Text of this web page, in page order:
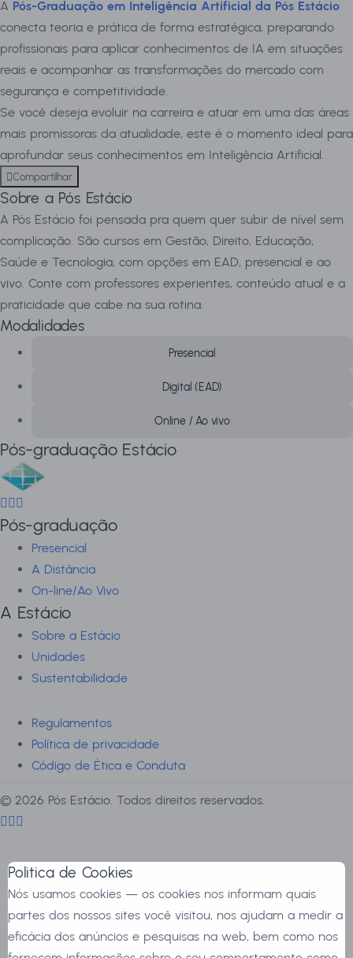
A Pós-Graduação em Inteligência Artificial da Pós Estácio
conecta teoria e prática de forma estratégica, preparando
profissionais para aplicar conhecimentos de IA em situações
reais e acompanhar as transformações do mercado com
segurança e competitividade.
Se você deseja evoluir na carreira e atuar em uma das áreas
mais promissoras da atualidade, este é o momento ideal para
aprofundar seus conhecimentos em Inteligência Artificial.
Compartilhar
Sobre a Pós Estácio
A Pós Estácio foi pensada pra quem quer subir de nível sem
complicação. São cursos em Gestão, Direito, Educação,
Saúde e Tecnologia, com opções em EAD, presencial e ao
vivo. Conte com professores experientes, conteúdo atual e a
praticidade que cabe na sua rotina.
Modalidades
Presencial
Digital (EAD)
Online / Ao vivo
Pós-graduação Estácio
Pós-graduação
Presencial
A Distância
On-line/Ao Vivo
A Estácio
Sobre a Estácio
Unidades
Sustentabilidade
Regulamentos
Política de privacidade
Código de Ética e Conduta
© 2026 Pós Estácio. Todos direitos reservados.
Politica de Cookies
Nós usamos cookies — os cookies nos informam quais
partes dos nossos sites você visitou, nos ajudam a medir a
eficácia dos anúncios e pesquisas na web, bem como nos